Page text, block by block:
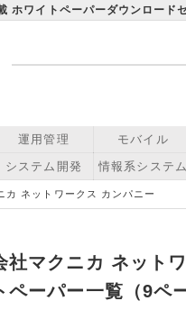
ホワイトペーパーダウンロード
運用管理 モバイル
システム開発 情報系システム
カ ネットワークス カンパニー
社マクニカ ネット
ペーパー一覧（9ペ